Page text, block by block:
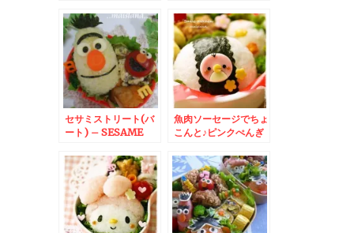
セサミストリート(バ
ート) – SESAME
BERT☆
魚肉ソーセージでちょ
こんと♪ピンクぺんぎ